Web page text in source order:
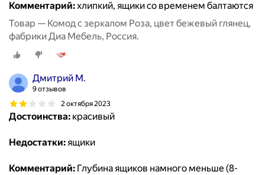
Комментарий:хлипкий, ящики со временем балтаются
Товар — Комод с зеркалом Роза, цвет бежевый глянец,
фабрики Диа Мебель, Россия.
Дмитрий М.
9 отзывов
2 октября 2023
Достоинства: красивый
Недостатки:ящики
Комментарий: Глубина ящиков намного меньше (8-